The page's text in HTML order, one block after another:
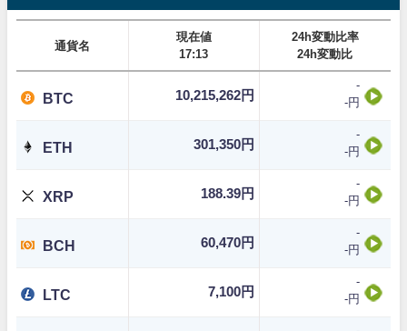
通貨名
現在値
17:13
24h変動比率
24h変動比
BTC 10,215,262円
-
-円
ETH 301,350円
-
-円
XRP 188.39円
-
-円
BCH 60,470円
-
-円
LTC 7,100円
-
-円